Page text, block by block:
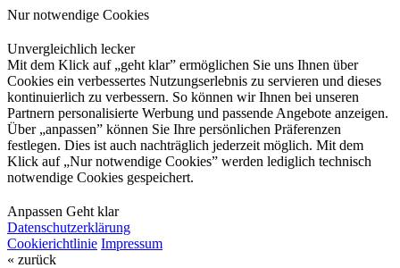
Nur notwendige Cookies
Unvergleichlich lecker
Mit dem Klick auf „geht klar” ermöglichen Sie uns Ihnen über
Cookies ein verbessertes Nutzungserlebnis zu servieren und dieses
kontinuierlich zu verbessern. So können wir Ihnen bei unseren
Partnern personalisierte Werbung und passende Angebote anzeigen.
Über „anpassen” können Sie Ihre persönlichen Präferenzen
festlegen. Dies ist auch nachträglich jederzeit möglich. Mit dem
Klick auf „Nur notwendige Cookies” werden lediglich technisch
notwendige Cookies gespeichert.
Anpassen Geht klar
Datenschutzerklärung
Cookierichtlinie Impressum
« zurück